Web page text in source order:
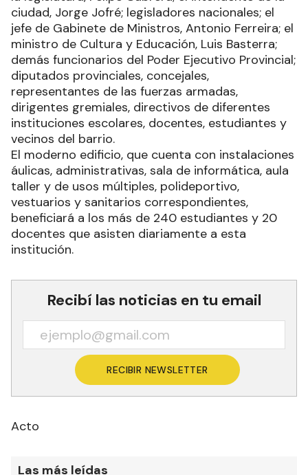
ciudad, Jorge Jofré; legisladores nacionales; el
jefe de Gabinete de Ministros, Antonio Ferreira; el
ministro de Cultura y Educación, Luis Basterra;
demás funcionarios del Poder Ejecutivo Provincial;
diputados provinciales, concejales,
representantes de las fuerzas armadas,
dirigentes gremiales, directivos de diferentes
instituciones escolares, docentes, estudiantes y
vecinos del barrio.
El moderno edificio, que cuenta con instalaciones
áulicas, administrativas, sala de informática, aula
taller y de usos múltiples, polideportivo,
vestuarios y sanitarios correspondientes,
beneficiará a los más de 240 estudiantes y 20
docentes que asisten diariamente a esta
institución.
Recibí las noticias en tu email
RECIBIR NEWSLETTER
Acto
Las más leídas